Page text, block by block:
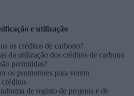
e utilização
os créditos de carbono?
da utilização dos créditos de carbono
permitidas?
os promotores para verem
créditos
de registo de projetos e de